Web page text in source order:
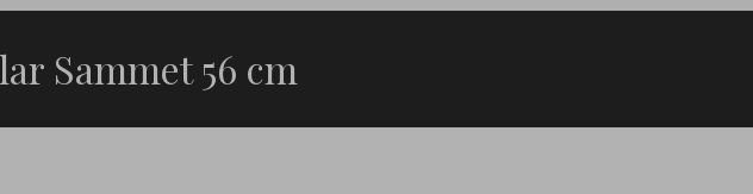
Sammet 56 cm